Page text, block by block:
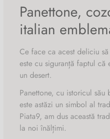
miere, sare, enzime, arome:
glazura (Zahar, faina de
porumb), zahar granulat.
Cremă de alune bio cu cacao
Alune de pădure 50%, cacao,
Madagascar, lecitină din
Maldon.
din care zaharuri 24.00g
Cremă de alune bio cu cacao
Valorea energetică 2158 Kj /
Produsul poate conține urme
lapte și produse derivate,
Panettone,
italian
Ce face ca acest deliciu
este cu siguranță faptul că
un desert.
Panettone, cu istoricul
este astăzi un simbol al
Piata9, am dus această
la noi înălțimi.